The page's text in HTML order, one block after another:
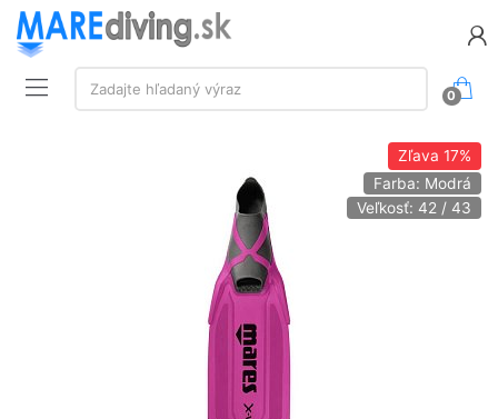
Vyhľadávanie:
Zadajte hľadaný výraz
0
Zľava 17%
Farba: Modrá
Veľkosť: 42 / 43